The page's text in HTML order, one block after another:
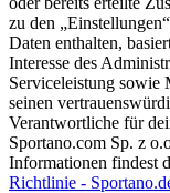
zu den
Daten enthalten,
Interesse des
Serviceleistung sowie
seinen
Verantwortliche für
Sportano.com Sp. z
Informationen findest
Richtlinie -